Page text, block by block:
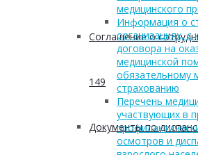
Соглашение о
149
Документы по
медицинского
Информация о
организациях,
договора на
медицинской
обязательному
страхованию
Перечень
участвующих в
осмотров и